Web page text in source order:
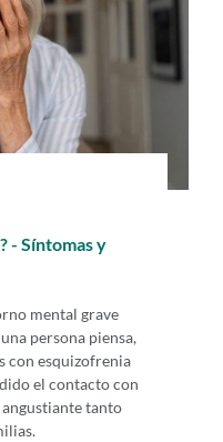
- Síntomas y
mental grave
persona piensa,
con esquizofrenia
el contacto con
angustiante tanto